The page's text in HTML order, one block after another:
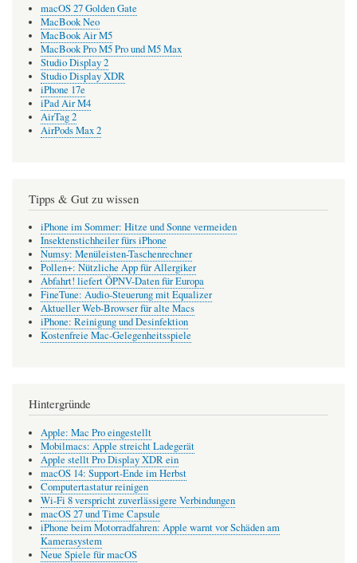
macOS 27 Golden Gate
MacBook Neo
MacBook Air M5
MacBook Pro M5 Pro und M5 Max
Studio Display 2
Studio Display XDR
iPhone 17e
iPad Air M4
AirTag 2
AirPods Max 2
Tipps & Gut zu wissen
iPhone im Sommer: Hitze und Sonne vermeiden
Insektenstichheiler fürs iPhone
Numsy: Menüleisten-Taschenrechner
Pollen+: Nützliche App für Allergiker
Abfahrt! liefert ÖPNV-Daten für Europa
FineTune: Audio-Steuerung mit Equalizer
Aktueller Web-Browser für alte Macs
iPhone: Reinigung und Desinfektion
Kostenfreie Mac-Gelegenheitsspiele
Hintergründe
Apple: Mac Pro eingestellt
Mobilmacs: Apple streicht Ladegerät
Apple stellt Pro Display XDR ein
macOS 14: Support-Ende im Herbst
Computertastatur reinigen
Wi-Fi 8 verspricht zuverlässigere Verbindungen
macOS 27 und Time Capsule
iPhone beim Motorradfahren: Apple warnt vor Schäden am
Kamerasystem
Neue Spiele für macOS